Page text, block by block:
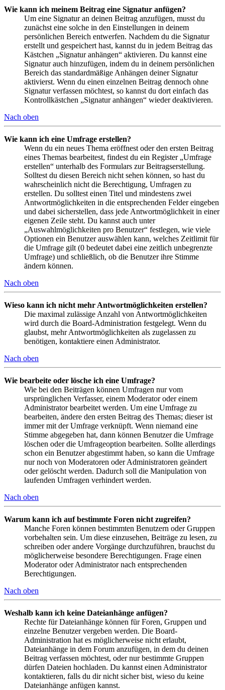
Wie kann ich meinem Beitrag eine Signatur anfügen?
Um eine Signatur an deinen Beitrag anzufügen, musst du
zunächst eine solche in den Einstellungen in deinem
persönlichen Bereich entwerfen. Nachdem du die Signatur
erstellt und gespeichert hast, kannst du in jedem Beitrag das
Kästchen „Signatur anhängen“ aktivieren. Du kannst eine
Signatur auch hinzufügen, indem du in deinem persönlichen
Bereich das standardmäßige Anhängen deiner Signatur
aktivierst. Wenn du einen einzelnen Beitrag dennoch ohne
Signatur verfassen möchtest, so kannst du dort einfach das
Kontrollkästchen „Signatur anhängen“ wieder deaktivieren.
Nach oben
Wie kann ich eine Umfrage erstellen?
Wenn du ein neues Thema eröffnest oder den ersten Beitrag
eines Themas bearbeitest, findest du ein Register „Umfrage
erstellen“ unterhalb des Formulars zur Beitragserstellung.
Solltest du diesen Bereich nicht sehen können, so hast du
wahrscheinlich nicht die Berechtigung, Umfragen zu
erstellen. Du solltest einen Titel und mindestens zwei
Antwortmöglichkeiten in die entsprechenden Felder eingeben
und dabei sicherstellen, dass jede Antwortmöglichkeit in einer
eigenen Zeile steht. Du kannst auch unter
„Auswahlmöglichkeiten pro Benutzer“ festlegen, wie viele
Optionen ein Benutzer auswählen kann, welches Zeitlimit für
die Umfrage gilt (0 bedeutet dabei eine zeitlich unbegrenzte
Umfrage) und schließlich, ob die Benutzer ihre Stimme
ändern können.
Nach oben
Wieso kann ich nicht mehr Antwortmöglichkeiten erstellen?
Die maximal zulässige Anzahl von Antwortmöglichkeiten
wird durch die Board-Administration festgelegt. Wenn du
glaubst, mehr Antwortmöglichkeiten als zugelassen zu
benötigen, kontaktiere einen Administrator.
Nach oben
Wie bearbeite oder lösche ich eine Umfrage?
Wie bei den Beiträgen können Umfragen nur vom
ursprünglichen Verfasser, einem Moderator oder einem
Administrator bearbeitet werden. Um eine Umfrage zu
bearbeiten, ändere den ersten Beitrag des Themas; dieser ist
immer mit der Umfrage verknüpft. Wenn niemand eine
Stimme abgegeben hat, dann können Benutzer die Umfrage
löschen oder die Umfrageoption bearbeiten. Sollte allerdings
schon ein Benutzer abgestimmt haben, so kann die Umfrage
nur noch von Moderatoren oder Administratoren geändert
oder gelöscht werden. Dadurch soll die Manipulation von
laufenden Umfragen verhindert werden.
Nach oben
Warum kann ich auf bestimmte Foren nicht zugreifen?
Manche Foren können bestimmten Benutzern oder Gruppen
vorbehalten sein. Um diese einzusehen, Beiträge zu lesen, zu
schreiben oder andere Vorgänge durchzuführen, brauchst du
möglicherweise besondere Berechtigungen. Frage einen
Moderator oder Administrator nach entsprechenden
Berechtigungen.
Nach oben
Weshalb kann ich keine Dateianhänge anfügen?
Rechte für Dateianhänge können für Foren, Gruppen und
einzelne Benutzer vergeben werden. Die Board-
Administration hat es möglicherweise nicht erlaubt,
Dateianhänge in dem Forum anzufügen, in dem du deinen
Beitrag verfassen möchtest, oder nur bestimmte Gruppen
dürfen Dateien hochladen. Du kannst einen Administrator
kontaktieren, falls du dir nicht sicher bist, wieso du keine
Dateianhänge anfügen kannst.